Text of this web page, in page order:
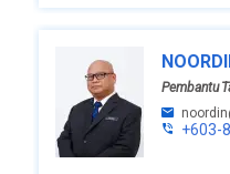
Pembantu
+603-